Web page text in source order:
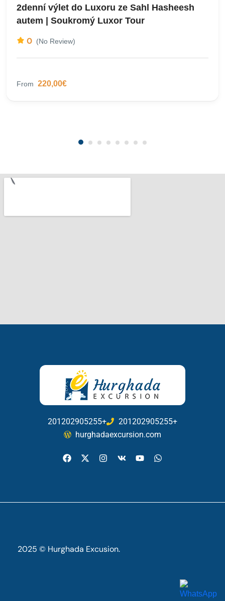
2denní výlet do Luxoru ze Sahl Hasheesh
autem | Soukromý Luxor Tour
0 (No Review)
From 220,00€
201202905255+
201202905255+
hurghadaexcursion.com
2025 © Hurghada Excusion.